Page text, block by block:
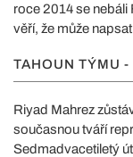
roce 2014 se nebáli
věří, že může
TAHOUN TÝMU
Riyad Mahrez
současnou tváří
Sedmadvacetiletý